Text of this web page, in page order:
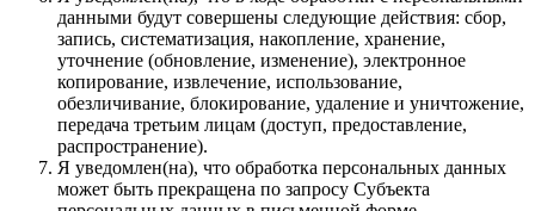
данными будут совершены следующие действия: сбор,
запись, систематизация, накопление, хранение,
уточнение (обновление, изменение), электронное
копирование, извлечение, использование,
обезличивание, блокирование, удаление и уничтожение,
передача третьим лицам (доступ, предоставление,
распространение).
Я уведомлен(на), что обработка персональных данных
может быть прекращена по запросу Субъекта